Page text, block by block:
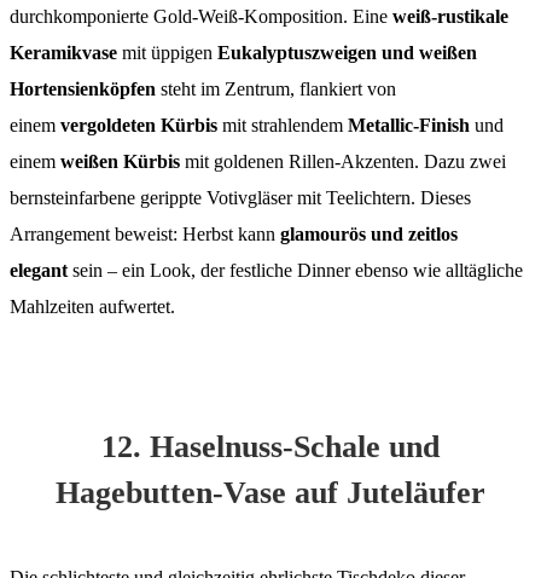
durchkomponierte Gold-Weiß-Komposition. Eine weiß-rustikale
Keramikvase mit üppigen Eukalyptuszweigen und weißen
Hortensienköpfen steht im Zentrum, flankiert von
einem vergoldeten Kürbis mit strahlendem Metallic-Finish und
einem weißen Kürbis mit goldenen Rillen-Akzenten. Dazu zwei
bernsteinfarbene gerippte Votivgläser mit Teelichtern. Dieses
Arrangement beweist: Herbst kann glamourös und zeitlos
elegant sein – ein Look, der festliche Dinner ebenso wie alltägliche
Mahlzeiten aufwertet.
12. Haselnuss-Schale und
Hagebutten-Vase auf Juteläufer